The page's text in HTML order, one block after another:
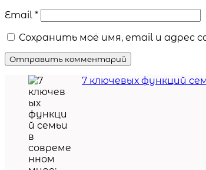
Email *
Сохранить моё имя, email и адрес
7 ключевых функций